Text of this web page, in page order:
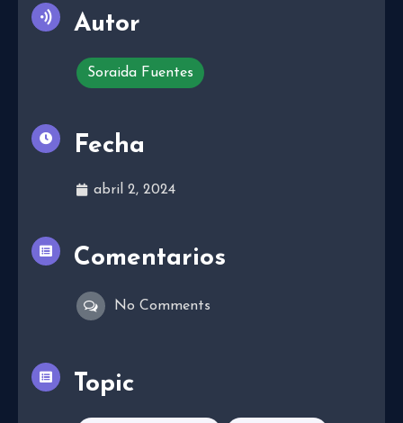
Autor
Soraida Fuentes
Fecha
abril 2, 2024
Comentarios
No Comments
Topic